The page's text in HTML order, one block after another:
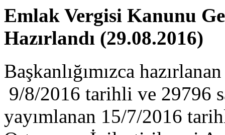
Emlak Vergisi Kanunu
Hazırlandı (29.08.2016)
Başkanlığımızca
9/8/2016 tarihli ve 29796
yayımlanan 15/7/2016